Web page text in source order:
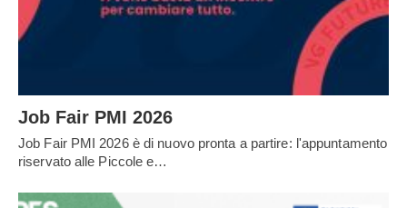
Job Fair PMI 2026
Job Fair PMI 2026 è di nuovo pronta a partire: l'appuntamento
riservato alle Piccole e…